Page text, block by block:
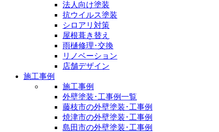
法人向け塗装
抗ウイルス塗装
シロアリ対策
屋根葺き替え
雨樋修理･交換
リノベーション
店舗デザイン
施工事例
施工事例
外壁塗装･工事例一覧
藤枝市の外壁塗装･工事例
焼津市の外壁塗装･工事例
島田市の外壁塗装･工事例